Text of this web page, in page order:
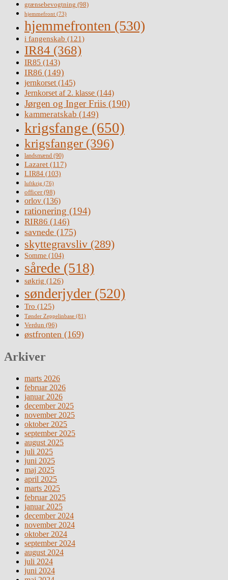
grænsebevogtning (98)
hjemmefront (73)
hjemmefronten (530)
i fangenskab (121)
IR84 (368)
IR85 (143)
IR86 (149)
jernkorset(145)
Jernkorset af 2. klasse (144)
Jørgen og Inger Friis (190)
kammeratskab (149)
krigsfange (650)
krigsfanger (396)
landsmænd (90)
Lazaret (117)
LIR84 (103)
luftkrig (76)
officer(98)
orlov (136)
rationering (194)
RIR86 (146)
savnede (175)
skyttegravsliv (289)
Somme (104)
sårede (518)
søkrig (126)
sønderjyder (520)
Tro (125)
Tønder Zeppelinbase (81)
Verdun (96)
østfronten (169)
Arkiver
marts 2026
februar 2026
januar 2026
december 2025
november 2025
oktober 2025
september 2025
august 2025
juli 2025
juni 2025
maj 2025
april 2025
marts 2025
februar 2025
januar 2025
december 2024
november 2024
oktober 2024
september 2024
august 2024
juli 2024
juni 2024